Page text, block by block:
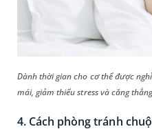
Dành thời gian cho cơ thể được
mái, giảm thiểu stress và căng
4. Cách phòng tránh